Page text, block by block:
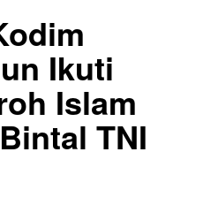
Ikuti
Islam
TNI